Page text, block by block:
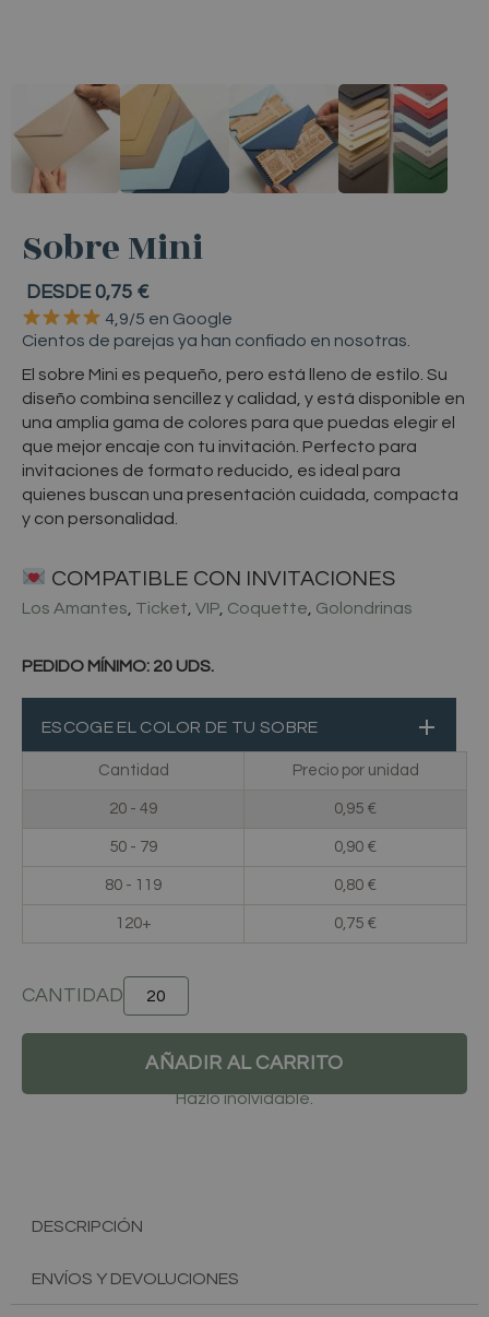
Sobre Mini
DESDE 0,75 €
4,9/5 en Google
Cientos de parejas ya han confiado en nosotras.
Sobres pequeños para invitaciones de
El sobre Mini es pequeño, pero está lleno de estilo. Su
diseño combina sencillez y calidad, y está disponible en
una amplia gama de colores para que puedas elegir el
que mejor encaje con tu invitación. Perfecto para
invitaciones de formato reducido, es ideal para
quienes buscan una presentación cuidada, compacta
y con personalidad.
COMPATIBLE CON INVITACIONES
Los Amantes Ticket VIP Coquette Golondrinas
PEDIDO MÍNIMO: 20 UDS.
ESCOGE EL COLOR DE TU SOBRE
Cantidad Precio por unidad
20 - 49 0,95 €
50 - 79 0,90 €
80 - 119 0,80 €
120+ 0,75 €
SOBRE
MINI
CANTIDAD
AÑADIR AL CARRITO
Hazlo inolvidable.
DESCRIPCIÓN
ENVÍOS Y DEVOLUCIONES